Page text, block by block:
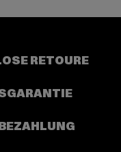
RETOURE